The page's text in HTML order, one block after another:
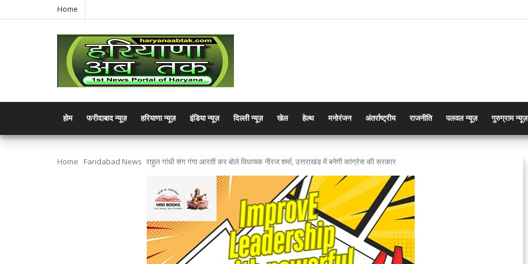
Home
होम फरीदाबाद न्यूज़ हरियाणा न्यूज़ इंडिया न्यूज़ दिल्ली न्यूज़ खेल हेल्थ मनोरंजन अंतर्राष्ट्रीय राजनीति पलवल न्यूज़ गुरुग्राम न्यूज़
Home Faridabad News राहुल गांधी संग गंगा आरती कर बोले विधायक नीरज शर्मा, उत्तराखंड में बनेगी कांग्रेस की सरकार